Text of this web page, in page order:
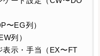
〜EG列）
列）
表示・手当（EX〜FT